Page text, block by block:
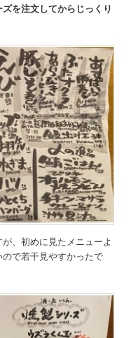
を注文してからじっくり
、初めに見たメニューよ
で若干見やすかったで